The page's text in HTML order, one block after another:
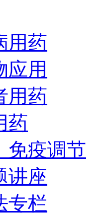
用药
应用
用药
药
免疫调节
讲座
专栏